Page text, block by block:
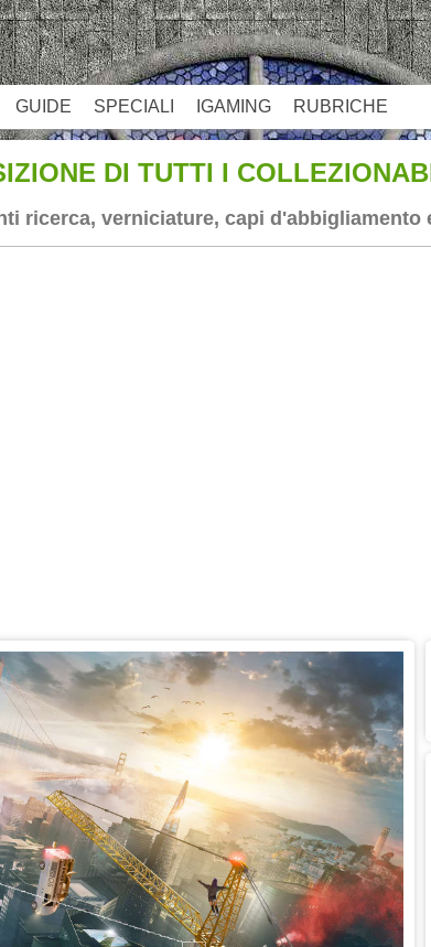
GUIDE SPECIALI IGAMING RUBRICHE
DI TUTTI I
ricerca, verniciature, capi d'abbigliamento